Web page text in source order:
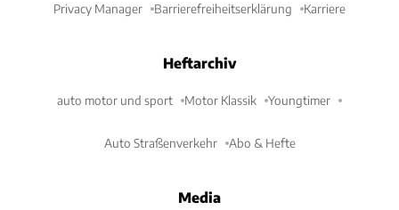
Privacy Manager Barrierefreiheitserklärung Karriere
Heftarchiv
auto motor und sport Motor Klassik Youngtimer
Auto Straßenverkehr Abo & Hefte
Media